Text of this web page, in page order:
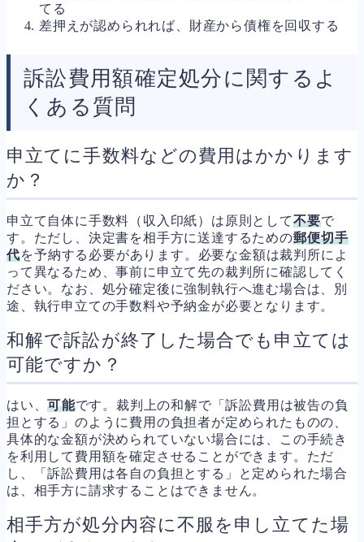
てる
差押えが認められれば、財産から債権を回収する
訴訟費用額確定処分に関するよ
くある質問
申立てに手数料などの費用はかかります
か？
申立て自体に手数料（収入印紙）は原則として不要で
す。ただし、決定書を相手方に送達するための郵便切手
代を予納する必要があります。必要な金額は裁判所によ
って異なるため、事前に申立て先の裁判所に確認してく
ださい。なお、処分確定後に強制執行へ進む場合は、別
途、執行申立ての手数料や予納金が必要となります。
和解で訴訟が終了した場合でも申立ては
可能ですか？
はい、可能です。裁判上の和解で「訴訟費用は被告の負
担とする」のように費用の負担者が定められたものの、
具体的な金額が決められていない場合には、この手続き
を利用して費用額を確定させることができます。ただ
し、「訴訟費用は各自の負担とする」と定められた場合
は、相手方に請求することはできません。
相手方が処分内容に不服を申し立てた場